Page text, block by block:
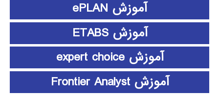
آموزش ePLAN
آموزش ETABS
آموزش expert choice
آموزش Frontier Analyst